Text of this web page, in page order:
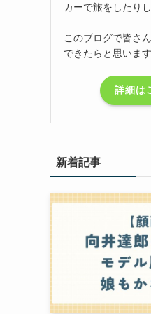
カーで旅をしたり
このブログで皆さ
できたらと思います
詳細は
新着記事